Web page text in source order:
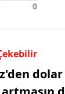
dolar